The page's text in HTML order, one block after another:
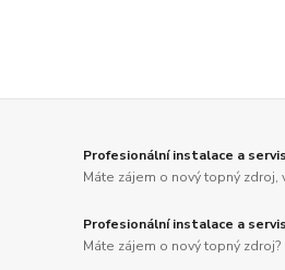
Profesionální instalace a
Máte zájem o nový topný zdroj,
Profesionální instalace a
Máte zájem o nový topný zdroj?